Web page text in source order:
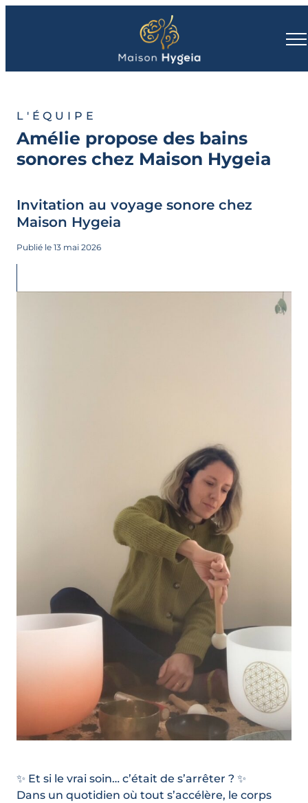
L'ÉQUIPE
Amélie propose des bains
sonores chez Maison Hygeia
Invitation au voyage sonore chez
Maison Hygeia
Publié le 13 mai 2026
✨ Et si le vrai soin… c’était de s’arrêter ? ✨
Dans un quotidien où tout s’accélère, le corps